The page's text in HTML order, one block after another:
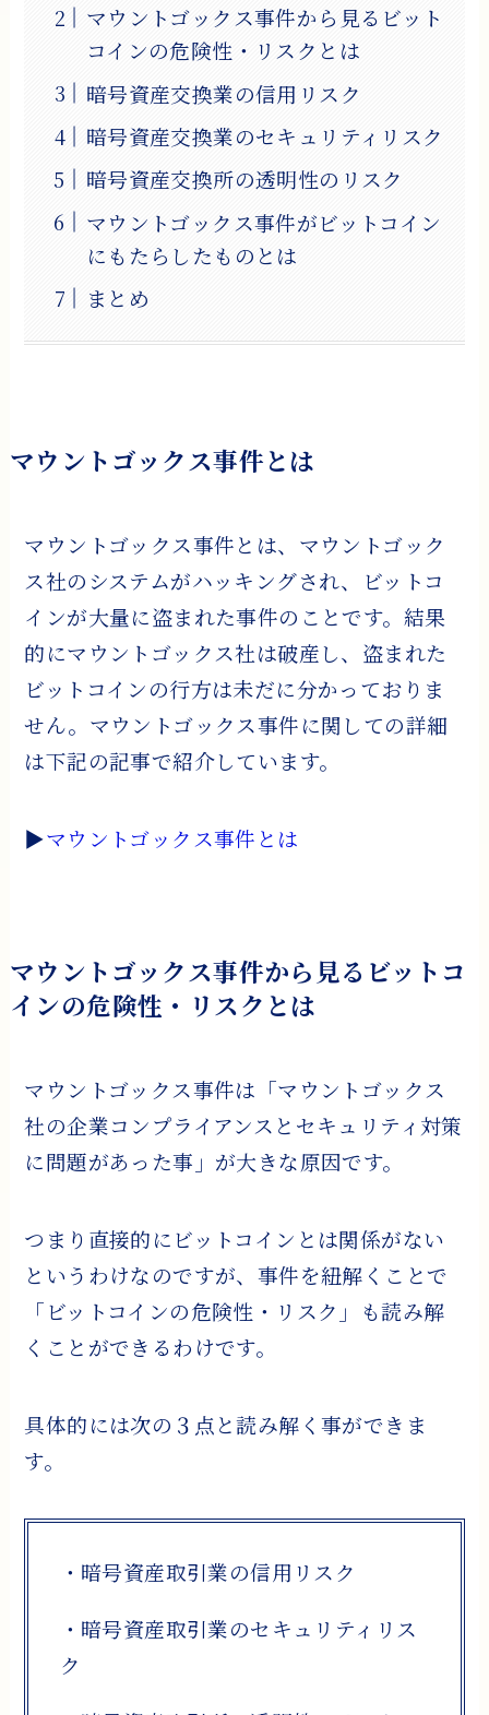
マウントゴックス事件から見るビット
コインの危険性・リスクとは
暗号資産交換業の信用リスク
暗号資産交換業のセキュリティリスク
暗号資産交換所の透明性のリスク
マウントゴックス事件がビットコイン
にもたらしたものとは
まとめ
マウントゴックス事件とは
マウントゴックス事件とは、マウントゴック
ス社のシステムがハッキングされ、ビットコ
インが大量に盗まれた事件のことです。結果
的にマウントゴックス社は破産し、盗まれた
ビットコインの行方は未だに分かっておりま
せん。マウントゴックス事件に関しての詳細
は下記の記事で紹介しています。
▶マウントゴックス事件とは
マウントゴックス事件から見るビットコ
インの危険性・リスクとは
マウントゴックス事件は「マウントゴックス
社の企業コンプライアンスとセキュリティ対策
に問題があった事」が大きな原因です。
つまり直接的にビットコインとは関係がない
というわけなのですが、事件を紐解くことで
「ビットコインの危険性・リスク」も読み解
くことができるわけです。
具体的には次の３点と読み解く事ができま
す。
・暗号資産取引業の信用リスク
・暗号資産取引業のセキュリティリス
ク